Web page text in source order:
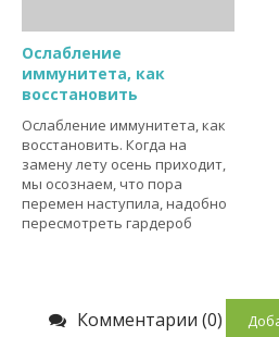
Ослабление
иммунитета, как
восстановить
Ослабление иммунитета, как
восстановить. Когда на
замену лету осень приходит,
мы осознаем, что пора
перемен наступила, надобно
пересмотреть гардероб
Комментарии (0)